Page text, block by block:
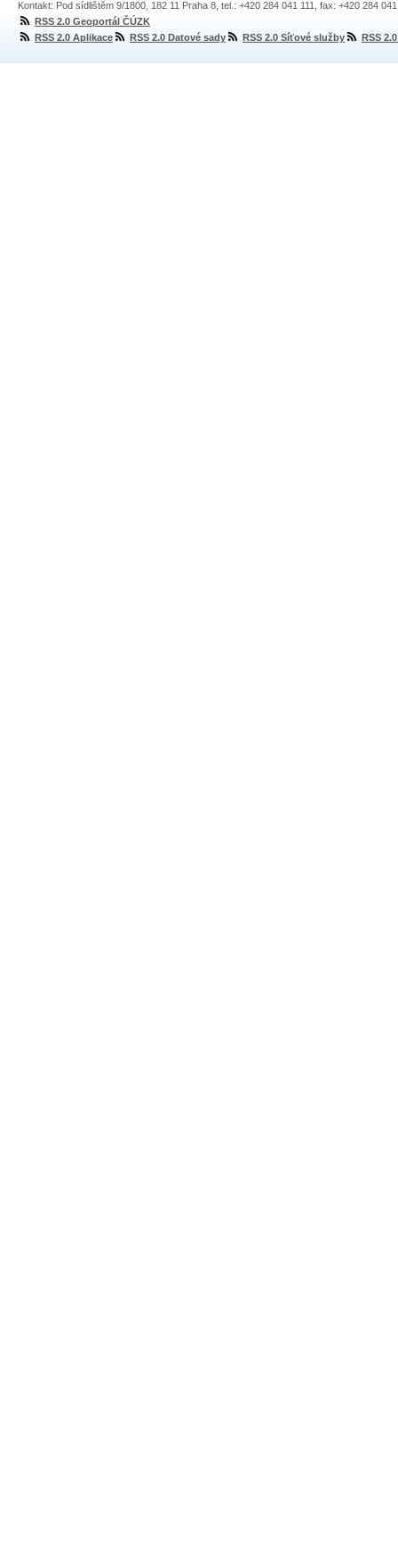
Kontakt: Pod sídlištěm 9/1800, 182 11 Praha 8, tel.: +420 284 041 111, fax: +420 284
RSS 2.0 Geoportál ČÚZK
RSS 2.0 Aplikace
RSS 2.0 Datové sady RSS 2.0 Síťové služby RSS